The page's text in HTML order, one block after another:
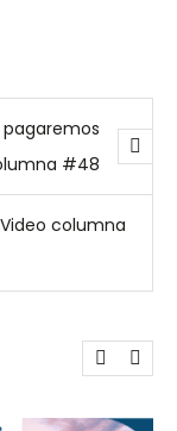
pagaremos
#48
columna